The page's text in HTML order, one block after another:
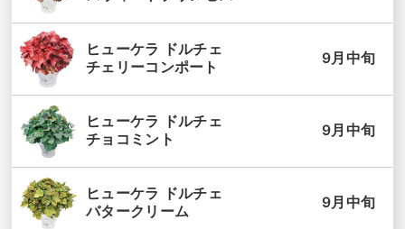
ヒューケラ ドルチェ
チェリーコンポート
9月中旬
ヒューケラ ドルチェ
チョコミント
9月中旬
ヒューケラ ドルチェ
バタークリーム
9月中旬